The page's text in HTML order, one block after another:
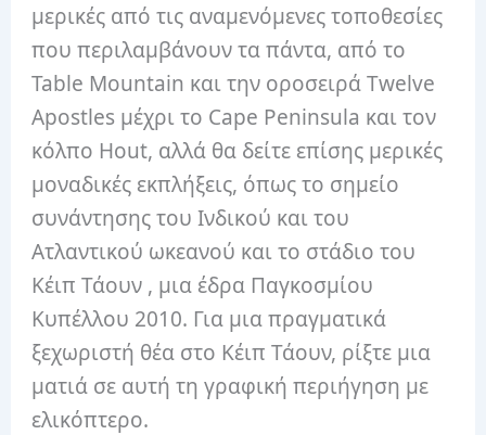
μερικές από τις αναμενόμενες τοποθεσίες
που περιλαμβάνουν τα πάντα, από το
Table Mountain και την οροσειρά Twelve
Apostles μέχρι το Cape Peninsula και τον
κόλπο Hout, αλλά θα δείτε επίσης μερικές
μοναδικές εκπλήξεις, όπως το σημείο
συνάντησης του Ινδικού και του
Ατλαντικού ωκεανού και το στάδιο του
Κέιπ Τάουν , μια έδρα Παγκοσμίου
Κυπέλλου 2010. Για μια πραγματικά
ξεχωριστή θέα στο Κέιπ Τάουν, ρίξτε μια
ματιά σε αυτή τη γραφική περιήγηση με
ελικόπτερο.